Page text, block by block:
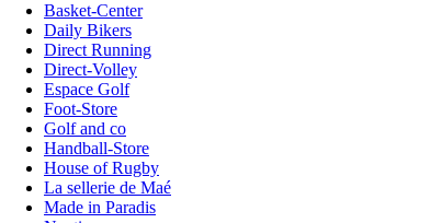
Basket-Center
Daily Bikers
Direct Running
Direct-Volley
Espace Golf
Foot-Store
Golf and co
Handball-Store
House of Rugby
La sellerie de Maé
Made in Paradis